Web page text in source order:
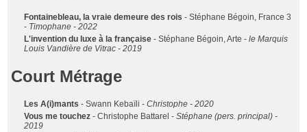
Fontainebleau, la vraie demeure des rois - Stéphane Bégoin, France 3
- Timophane - 2022
L'invention du luxe à la française - Stéphane Bégoin, Arte -le Marquis
Louis Vandière de Vitrac - 2019
Court Métrage
Les A(i)mants - Swann Kebaïli -Christophe - 2020
Vous me touchez - Christophe Battarel -Stéphane (pers. principal) -
2019